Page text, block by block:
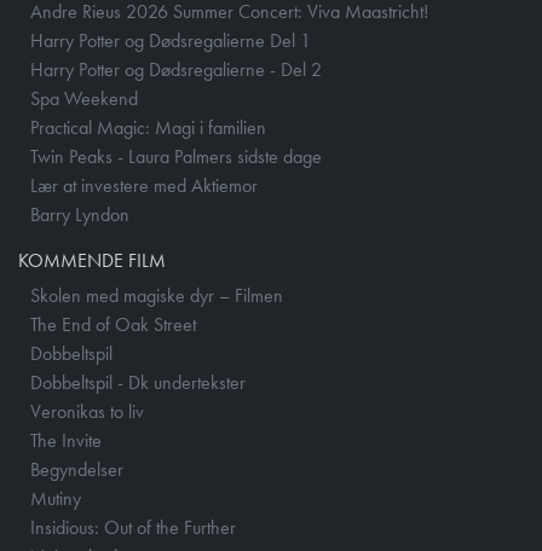
Andre Rieus 2026 Summer Concert: Viva Maastricht!
Harry Potter og Dødsregalierne Del 1
Harry Potter og Dødsregalierne - Del 2
Spa Weekend
Practical Magic: Magi i familien
Twin Peaks - Laura Palmers sidste dage
Lær at investere med Aktiemor
Barry Lyndon
KOMMENDE FILM
Skolen med magiske dyr – Filmen
The End of Oak Street
Dobbeltspil
Dobbeltspil - Dk undertekster
Veronikas to liv
The Invite
Begyndelser
Mutiny
Insidious: Out of the Further